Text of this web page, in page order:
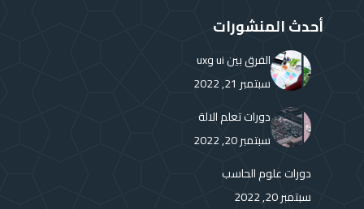
opens
in
new
window
opens
in
new
window
opens
in
new
window
opens
new
window
opens
new
window
أحدث المنشورات
الفرق بين ui وux
سبتمبر 21, 2022
دورات تعلم الالة
سبتمبر 20, 2022
دورات علوم الحاسب
سبتمبر 20, 2022